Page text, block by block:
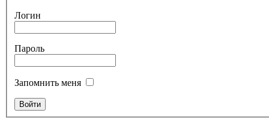
Логин
Пароль
Запомнить меня